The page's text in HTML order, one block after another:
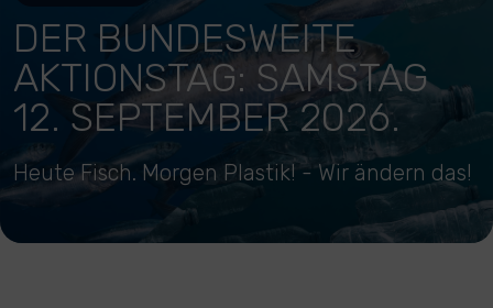
DER BUNDESWEITE
AKTIONSTAG: SAMSTAG
12. SEPTEMBER 2026.
Heute Fisch. Morgen Plastik! - Wir ändern das!